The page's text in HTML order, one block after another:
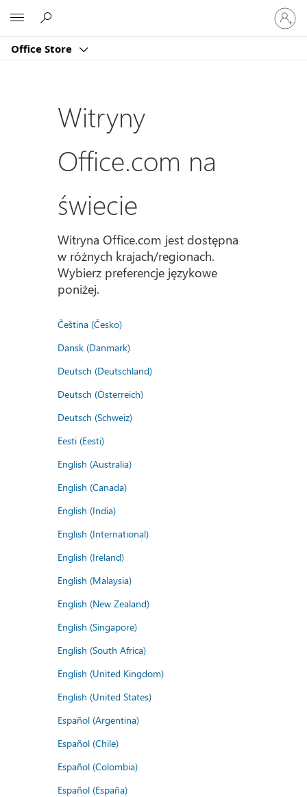
Office Store
Zaloguj
się
do
konta
Witryny
Office.com na
świecie
Witryna Office.com jest dostępna
w różnych krajach/regionach.
Wybierz preferencje językowe
poniżej.
Čeština (Česko)
Dansk (Danmark)
Deutsch (Deutschland)
Deutsch (Österreich)
Deutsch (Schweiz)
Eesti (Eesti)
English (Australia)
English (Canada)
English (India)
English (International)
English (Ireland)
English (Malaysia)
English (New Zealand)
English (Singapore)
English (South Africa)
English (United Kingdom)
English (United States)
Español (Argentina)
Español (Chile)
Español (Colombia)
Español (España)